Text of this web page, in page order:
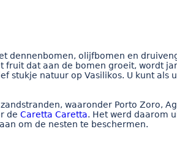
dennenbomen, olijfbomen en
fruit dat aan de bomen groeit, wordt
stukje natuur op Vasilikos. U kunt
waaronder Porto Zoro,
de Caretta Caretta. Het werd daarom
om de nesten te beschermen.